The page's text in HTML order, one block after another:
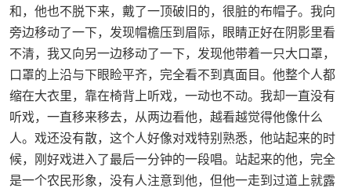
和，他也不脱下来，戴了一顶破旧的，很脏的布帽子。我向
旁边移动了一下，发现帽檐压到眉际，眼睛正好在阴影里看
不清，我又向另一边移动了一下，发现他带着一只大口罩，
口罩的上沿与下眼睑平齐，完全看不到真面目。他整个人都
缩在大衣里，靠在椅背上听戏，一动也不动。我却一直没有
听戏，一直移来移去，从两边看他，越看越觉得他像什么
人。戏还没有散，这个人好像对戏特别熟悉，他站起来的时
候，刚好戏进入了最后一分钟的一段唱。站起来的他，完全
是一个农民形象，没有人注意到他，但他一走到过道上就露